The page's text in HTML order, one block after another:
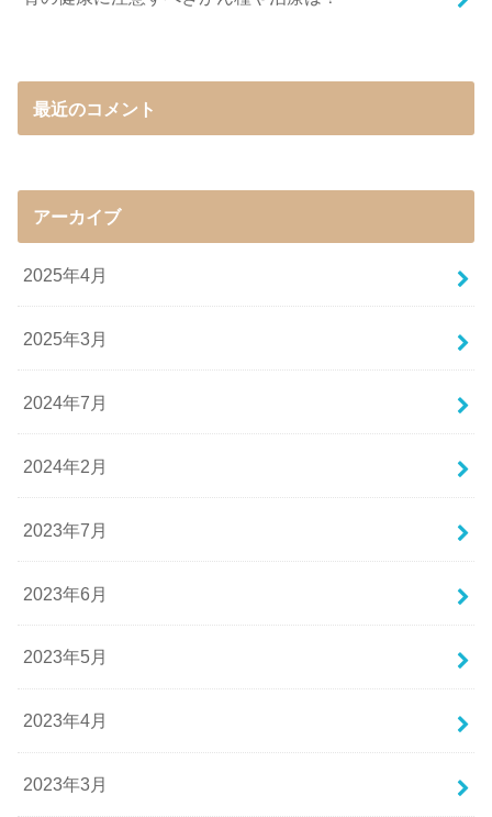
最近のコメント
アーカイブ
2025年4月
2025年3月
2024年7月
2024年2月
2023年7月
2023年6月
2023年5月
2023年4月
2023年3月